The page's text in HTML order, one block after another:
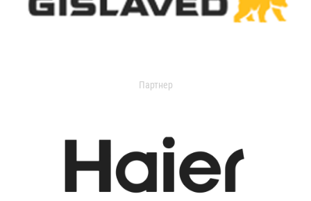
Партнер